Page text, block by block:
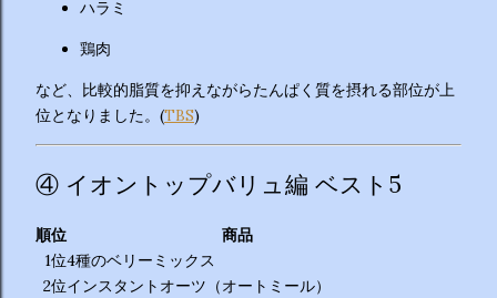
ハラミ
鶏肉
など、比較的脂質を抑えながらたんぱく質を摂れる部位が上
位となりました。(TBS)
④ イオントップバリュ編 ベスト5
順位
商品
1位4種のベリーミックス
2位インスタントオーツ（オートミール）